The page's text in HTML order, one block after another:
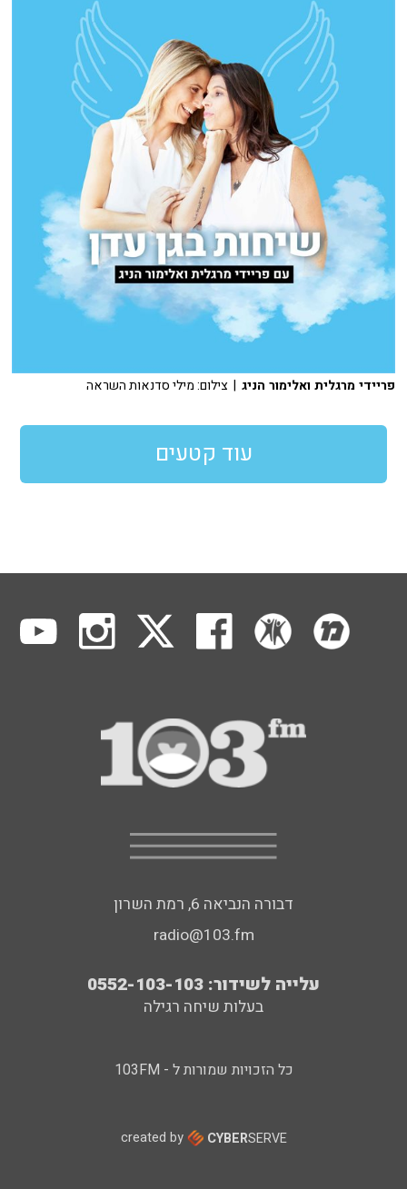
פריידי מרגלית ואלימור הניג | צילום: מילי סדנאות השראה
עוד קטעים
דבורה הנביאה 6, רמת השרון
radio@103.fm
עלייה לשידור: 0552-103-103
בעלות שיחה רגילה
כל הזכויות שמורות ל - 103FM
created by CYBERSERVE